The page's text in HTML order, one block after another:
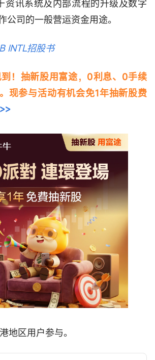
资讯系统及内部流程的升级及数字
公司的一般营运资金用途。
INTL招股书
！抽新股用富途，0利息、0手续
现参与活动有机会免1年抽新股费
地区用户参与。